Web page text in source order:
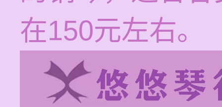
在150元左右。